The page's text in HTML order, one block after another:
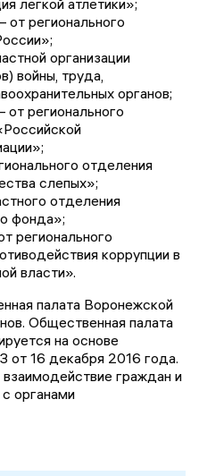
легкой атлетики»;
регионального
организации
войны, труда,
органов;
от регионального
отделения
слепых»;
отделения
фонда»;
регионального
коррупции в
власти».
палата Воронежской
Общественная палата
на основе
от 16 декабря 2016 года.
граждан и
органами